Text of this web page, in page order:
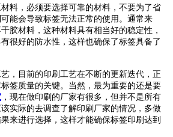
，必须要选择可靠的材料，不要为了省
能会导致标签无法正常的使用。通常来
胶材料，这种材料具有相当好的稳定性，
有很好的防水性，这样也确保了标签具备了
，目前的印刷工艺在不断的更新迭代，正
质量的关键。当然，最为重要的还是要
，现在做印刷的厂家有很多，但并不是所有
实际的去调查了解印刷厂家的情况，多做
果来进行选择，这样才能确保标签印刷达到